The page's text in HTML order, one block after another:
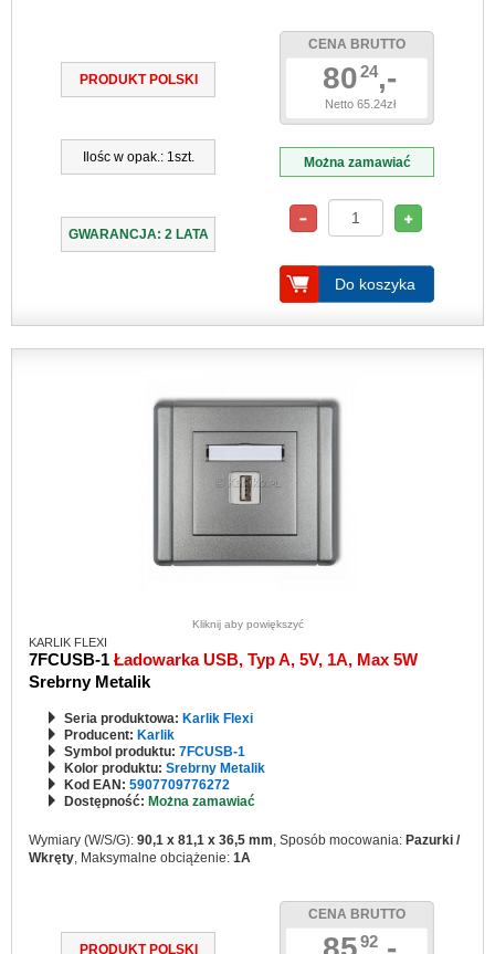
PRODUKT POLSKI
Ilośc w opak.: 1szt.
GWARANCJA: 2 LATA
CENA BRUTTO
8024,-
Netto 65.24zł
Można zamawiać
Do koszyka
Kliknij aby powiększyć
KARLIK FLEXI
7FCUSB-1 Ładowarka USB, Typ A, 5V, 1A, Max 5W
Srebrny Metalik
Seria produktowa: Karlik Flexi
Producent: Karlik
Symbol produktu: 7FCUSB-1
Kolor produktu: Srebrny Metalik
Kod EAN: 5907709776272
Dostępność: Można zamawiać
Wymiary (W/S/G): 90,1 x 81,1 x 36,5 mm, Sposób mocowania: Pazurki /
Wkręty, Maksymalne obciążenie: 1A
PRODUKT POLSKI
CENA BRUTTO
92